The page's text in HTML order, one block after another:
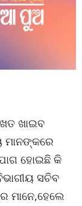
ଖାଇବ
ମାନଙ୍କରେ
ହୋଇଛି କି
ସଚିବ
ମାନେ,ହେଲେ